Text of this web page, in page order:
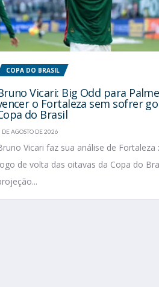
COPA DO BRASIL
Vicari: Big Odd para
o Fortaleza sem sofrer
do Brasil
DE AGOSTO DE 2026
Vicari faz sua análise de Fortaleza
de volta das oitavas da Copa do